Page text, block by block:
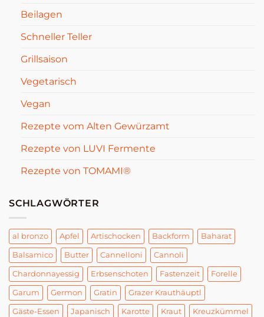
Beilagen
Schneller Teller
Grillsaison
Vegetarisch
Vegan
Rezepte vom Alten Gewürzamt
Rezepte von LUVI Fermente
Rezepte von TOMAMI®
SCHLAGWÖRTER
al bronzo Apfel Artischocken Backform Baharat
Balsamico Butter Cannelloni Cannoli
Chardonnayessig Erbsenschoten Fastenzeit Forelle
Garum Germon Gratin Grazer Krauthäuptl
Gäste-Essen Japanisch Karotte Kraut Kreuzkümmel